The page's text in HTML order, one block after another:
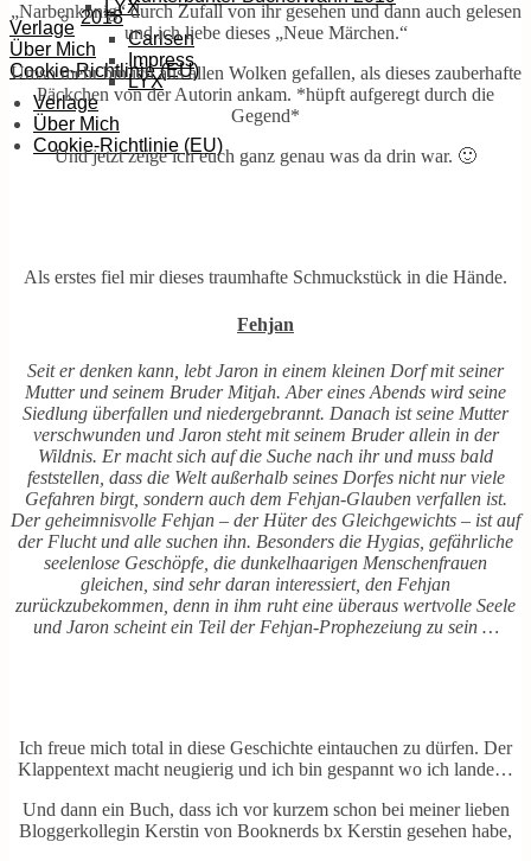
LYX
Verlage
Über Mich
Cookie-Richtlinie (EU)
2018
Carlsen
Impress
LYX
Verlage
Über Mich
Cookie-Richtlinie (EU)
„Narbenkönig“ durch Zufall von ihr gesehen und dann auch gelesen
und ich liebe dieses „Neue Märchen.“
Umso mehr bin ich aus allen Wolken gefallen, als dieses zauberhafte
Päckchen von der Autorin ankam. *hüpft aufgeregt durch die
Gegend*
Und jetzt zeige ich euch ganz genau was da drin war. 🙂
Als erstes fiel mir dieses traumhafte Schmuckstück in die Hände.
Fehjan
Seit er denken kann, lebt Jaron in einem kleinen Dorf mit seiner
Mutter und seinem Bruder Mitjah. Aber eines Abends wird seine
Siedlung überfallen und niedergebrannt. Danach ist seine Mutter
verschwunden und Jaron steht mit seinem Bruder allein in der
Wildnis. Er macht sich auf die Suche nach ihr und muss bald
feststellen, dass die Welt außerhalb seines Dorfes nicht nur viele
Gefahren birgt, sondern auch dem Fehjan-Glauben verfallen ist.
Der geheimnisvolle Fehjan – der Hüter des Gleichgewichts – ist auf
der Flucht und alle suchen ihn. Besonders die Hygias, gefährliche
seelenlose Geschöpfe, die dunkelhaarigen Menschenfrauen
gleichen, sind sehr daran interessiert, den Fehjan
zurückzubekommen, denn in ihm ruht eine überaus wertvolle Seele
und Jaron scheint ein Teil der Fehjan-Prophezeiung zu sein …
Ich freue mich total in diese Geschichte eintauchen zu dürfen. Der
Klappentext macht neugierig und ich bin gespannt wo ich lande…
Und dann ein Buch, dass ich vor kurzem schon bei meiner lieben
Bloggerkollegin Kerstin von Booknerds bx Kerstin gesehen habe,